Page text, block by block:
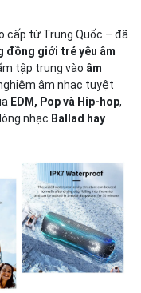
cấp từ Trung Quốc – đã
đồng giới trẻ yêu âm
tập trung vào âm
âm nhạc tuyệt
EDM, Pop và Hip-hop,
nhạc Ballad hay